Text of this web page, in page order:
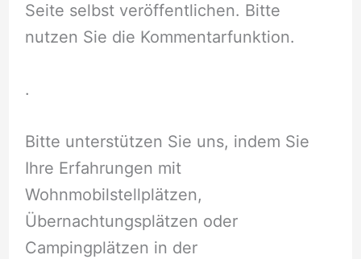
Seite selbst veröffentlichen. Bitte
nutzen Sie die Kommentarfunktion.
.
Bitte unterstützen Sie uns, indem Sie
Ihre Erfahrungen mit
Wohnmobilstellplätzen,
Übernachtungsplätzen oder
Campingplätzen in der